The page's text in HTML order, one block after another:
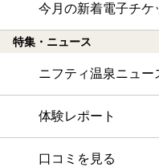
今月の新着電子チケ
特集・ニュース
ニフティ温泉ニュー
体験レポート
口コミを見る